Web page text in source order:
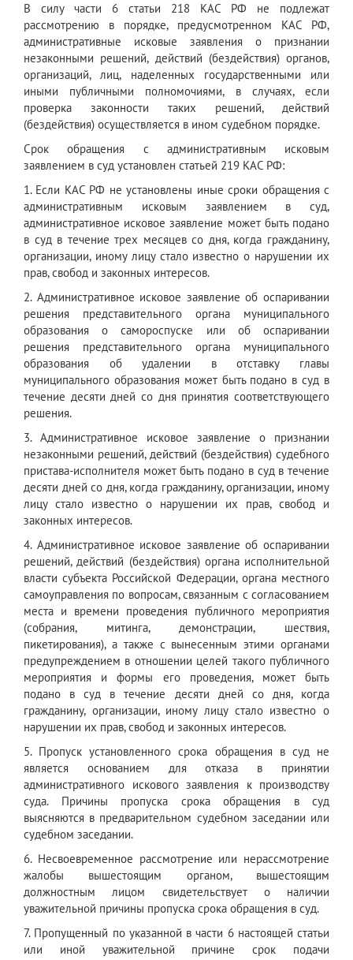
В силу части 6 статьи 218 КАС РФ не подлежат
рассмотрению в порядке, предусмотренном КАС РФ,
административные исковые заявления о признании
незаконными решений, действий (бездействия) органов,
организаций, лиц, наделенных государственными или
иными публичными полномочиями, в случаях, если
проверка законности таких решений, действий
(бездействия) осуществляется в ином судебном порядке.
Срок обращения с административным исковым
заявлением в суд установлен статьей 219 КАС РФ:
1. Если КАС РФ не установлены иные сроки обращения с
административным исковым заявлением в суд,
административное исковое заявление может быть подано
в суд в течение трех месяцев со дня, когда гражданину,
организации, иному лицу стало известно о нарушении их
прав, свобод и законных интересов.
2. Административное исковое заявление об оспаривании
решения представительного органа муниципального
образования о самороспуске или об оспаривании
решения представительного органа муниципального
образования об удалении в отставку главы
муниципального образования может быть подано в суд в
течение десяти дней со дня принятия соответствующего
решения.
3. Административное исковое заявление о признании
незаконными решений, действий (бездействия) судебного
пристава-исполнителя может быть подано в суд в течение
десяти дней со дня, когда гражданину, организации, иному
лицу стало известно о нарушении их прав, свобод и
законных интересов.
4. Административное исковое заявление об оспаривании
решений, действий (бездействия) органа исполнительной
власти субъекта Российской Федерации, органа местного
самоуправления по вопросам, связанным с согласованием
места и времени проведения публичного мероприятия
(собрания, митинга, демонстрации, шествия,
пикетирования), а также с вынесенным этими органами
предупреждением в отношении целей такого публичного
мероприятия и формы его проведения, может быть
подано в суд в течение десяти дней со дня, когда
гражданину, организации, иному лицу стало известно о
нарушении их прав, свобод и законных интересов.
5. Пропуск установленного срока обращения в суд не
является основанием для отказа в принятии
административного искового заявления к производству
суда. Причины пропуска срока обращения в суд
выясняются в предварительном судебном заседании или
судебном заседании.
6. Несвоевременное рассмотрение или нерассмотрение
жалобы вышестоящим органом, вышестоящим
должностным лицом свидетельствует о наличии
уважительной причины пропуска срока обращения в суд.
7. Пропущенный по указанной в части 6 настоящей статьи
или иной уважительной причине срок подачи